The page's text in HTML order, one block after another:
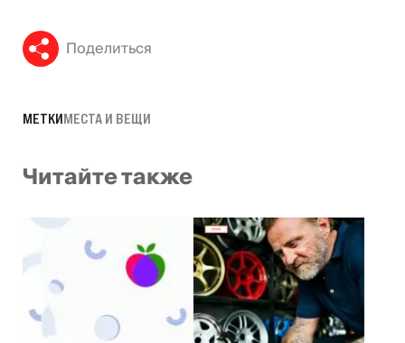
Поделиться
МЕТКИМЕСТА И ВЕЩИ
Читайте также